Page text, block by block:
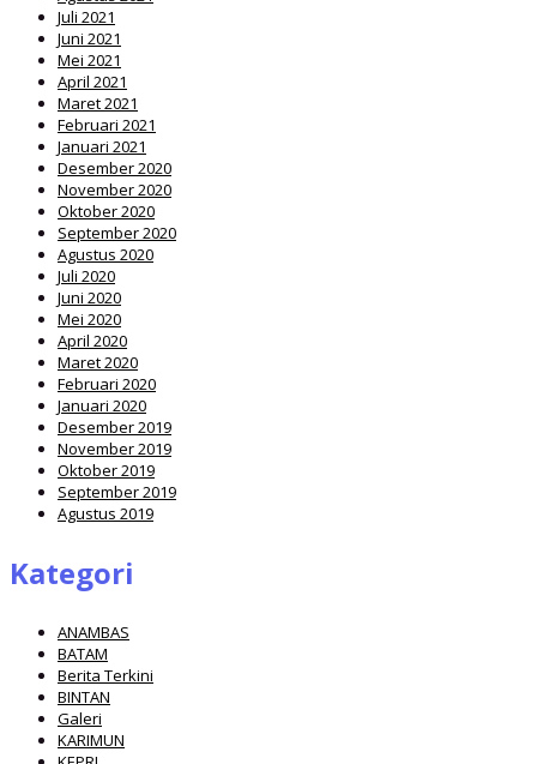
Juli 2021
Juni 2021
Mei 2021
April 2021
Maret 2021
Februari 2021
Januari 2021
Desember 2020
November 2020
Oktober 2020
September 2020
Agustus 2020
Juli 2020
Juni 2020
Mei 2020
April 2020
Maret 2020
Februari 2020
Januari 2020
Desember 2019
November 2019
Oktober 2019
September 2019
Agustus 2019
Kategori
ANAMBAS
BATAM
Berita Terkini
BINTAN
Galeri
KARIMUN